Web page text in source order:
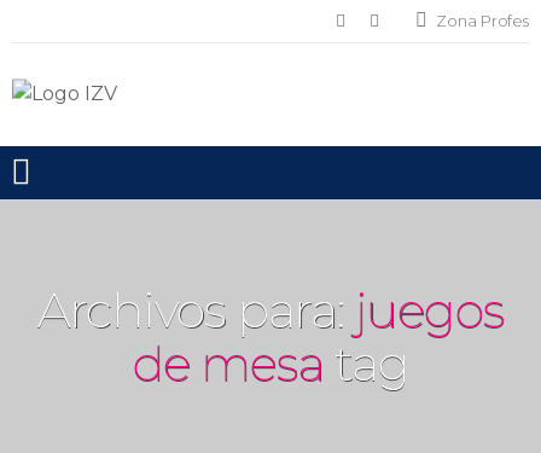
Zona Profes
Toggle mobile menu
Archivos para: juegos
de mesa tag